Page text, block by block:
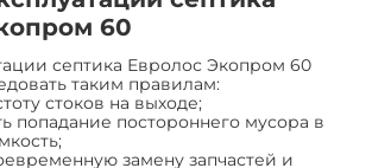
60
септика Евролос Экопром 60
таким правилам:
стоков на выходе;
попадание постороннего мусора в
замену запчастей и